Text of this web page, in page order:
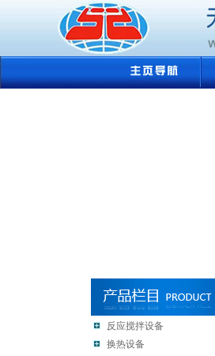
反应搅拌设备
换热设备